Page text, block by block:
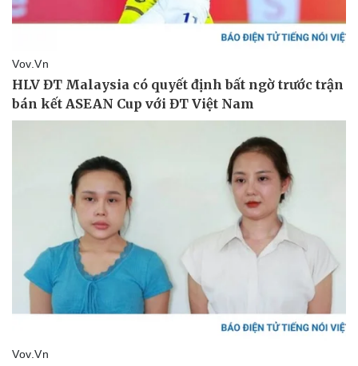
Tư vấn luật
Quân sự - Quốc phòng
Việt Nam
Phân tích